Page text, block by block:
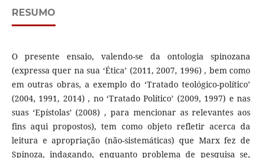
RESUMO
O presente ensaio, valendo-se da ontologia spinozana
(expressa quer na sua ‘Ética’ (2011, 2007, 1996) , bem como
em outras obras, a exemplo do ‘Tratado teológico-político’
(2004, 1991, 2014) , no ‘Tratado Político’ (2009, 1997) e nas
suas ‘Epístolas’ (2008) , para mencionar as relevantes aos
fins aqui propostos), tem como objeto refletir acerca da
leitura e apropriação (não-sistemáticas) que Marx fez de
Spinoza, indagando, enquanto problema de pesquisa se,